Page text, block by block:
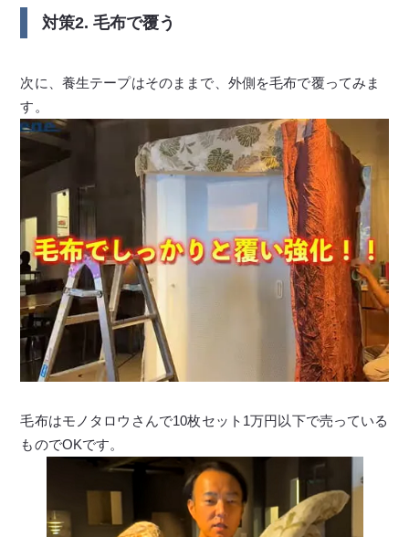
対策2. 毛布で覆う
次に、養生テープはそのままで、外側を毛布で覆ってみま
す。
毛布はモノタロウさんで10枚セット1万円以下で売っている
ものでOKです。